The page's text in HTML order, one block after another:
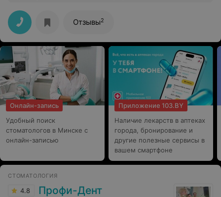
Все врачи и асистенты внимательные, ненавязчивые,
атмосфера приятная.Отзывы2
Онлайн-запись
Удобный поиск
стоматологов в Минске с
онлайн-записью
Приложение 103.BY
Наличие лекарств в аптеках
города, бронирование и
другие полезные сервисы в
вашем смартфоне
СТОМАТОЛОГИЯ
4.8 Профи-Дент